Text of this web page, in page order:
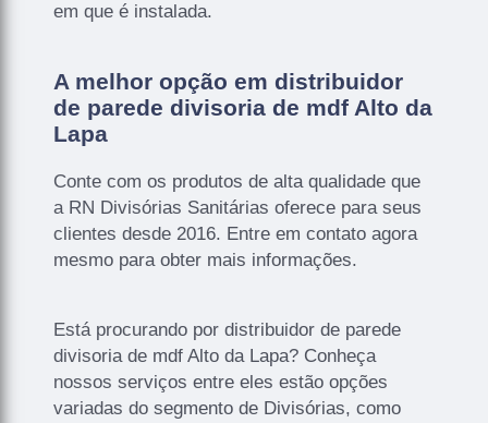
em que é instalada.
A melhor opção em distribuidor
de parede divisoria de mdf Alto da
Lapa
Conte com os produtos de alta qualidade que
a RN Divisórias Sanitárias oferece para seus
clientes desde 2016. Entre em contato agora
mesmo para obter mais informações.
Está procurando por distribuidor de parede
divisoria de mdf Alto da Lapa? Conheça
nossos serviços entre eles estão opções
variadas do segmento de Divisórias, como